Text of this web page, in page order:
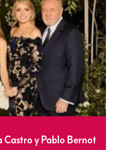
Castro y Pablo Bernot